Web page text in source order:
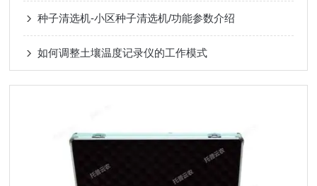
种子清选机-小区种子清选机/功能参数介绍
如何调整土壤温度记录仪的工作模式